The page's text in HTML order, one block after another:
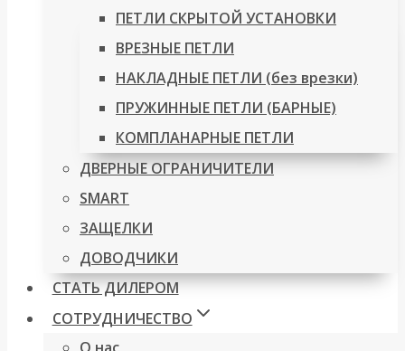
ПЕТЛИ СКРЫТОЙ УСТАНОВКИ
ВРЕЗНЫЕ ПЕТЛИ
НАКЛАДНЫЕ ПЕТЛИ (без врезки)
ПРУЖИННЫЕ ПЕТЛИ (БАРНЫЕ)
КОМПЛАНАРНЫЕ ПЕТЛИ
ДВЕРНЫЕ ОГРАНИЧИТЕЛИ
SMART
ЗАЩЕЛКИ
ДОВОДЧИКИ
СТАТЬ ДИЛЕРОМ
СОТРУДНИЧЕСТВО